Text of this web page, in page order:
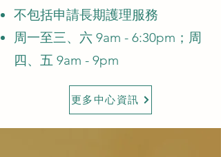
不包括申請長期護理服務
周一至三、六 9am - 6:30pm；周
四、五 9am - 9pm
更多中心資訊